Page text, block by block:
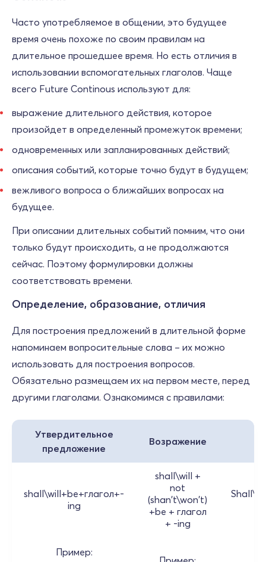
Часто употребляемое в общении, это будущее
время очень похоже по своим правилам на
длительное прошедшее время. Но есть отличия в
использовании вспомогательных глаголов. Чаще
всего Future Continous используют для:
выражение длительного действия, которое
произойдет в определенный промежуток времени;
одновременных или запланированных действий;
описания событий, которые точно будут в будущем;
вежливого вопроса о ближайших вопросах на
будущее.
При описании длительных событий помним, что они
только будут происходить, а не продолжаются
сейчас. Поэтому формулировки должны
соответствовать времени.
Определение, образование, отличия
Для построения предложений в длительной форме
напоминаем вопросительные слова – их можно
использовать для построения вопросов.
Обязательно размещаем их на первом месте, перед
другими глаголами. Ознакомимся с правилами:
Утвердительное
предложение
Возражение
shall\will+be+глагол+-
ing
shall\will +
not
(shan't\won't)
+be + глагол
+ -ing
Пример: